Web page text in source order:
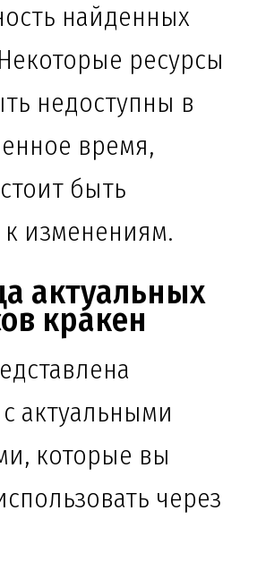
найденных
ресурсы
недоступны в
время,
быть
к изменениям.
актуальных
кракен
актуальными
которые вы
через